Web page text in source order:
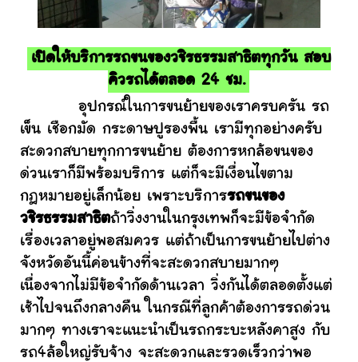
เปิดให้บริการรถขนของวชิรธรรมสาธิตทุกวัน สอบ
คิวรถได้ตลอด 24 ชม.
อุปกรณ์ในการขนย้ายของเราครบครัน รถ
เข็น เชือกมัด กระดาษปูรองพื้น เรามีทุกอย่างครับ
สะดวกสบายทุกการขนย้าย ต้องการหกล้อขนของ
ด่วนเราก็มีพร้อมบริการ แต่ก็จะมีเงื่อนไขตาม
กฎหมายอยู่เล็กน้อย เพราะบริการรถขนของ
วชิรธรรมสาธิตถ้าวิ่งงานในกรุงเทพก็จะมีข้อจำกัด
เรื่องเวลาอยู่พอสมควร แต่ถ้าเป็นการขนย้ายไปต่าง
จังหวัดอันนี้ค่อนข้างที่จะสะดวกสบายมากๆ
เนื่องจากไม่มีข้อจำกัดด้านเวลา วิ่งกันได้ตลอดตั้งแต่
เช้าไปจนถึงกลางคืน ในกรณีที่ลูกค้าต้องการรถด่วน
มากๆ ทางเราจะแนะนำเป็นรถกระบะหลังคาสูง กับ
รถ4ล้อใหญ่รับจ้าง จะสะดวกและรวดเร็วกว่าพอ